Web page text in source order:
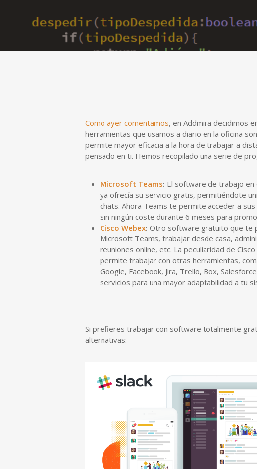
Como ayer comentamos, en Addmira decidimos
herramientas que usamos a diario en la oficina
permite mayor eficacia a la hora de trabajar a
pensado en ti. Hemos recopilado una serie de
Microsoft Teams: El software de trabajo
ya ofrecía su servicio gratis, permitiéndote
chats. Ahora Teams te permite acceder a
sin ningún coste durante 6 meses para
Cisco Webex: Otro software gratuito que te
Microsoft Teams, trabajar desde casa,
reuniones online, etc. La peculiaridad de
permite trabajar con otras herramientas,
Google, Facebook, Jira, Trello, Box,
servicios para una mayor adaptabilidad a tu
Si prefieres trabajar con software totalmente
alternativas: